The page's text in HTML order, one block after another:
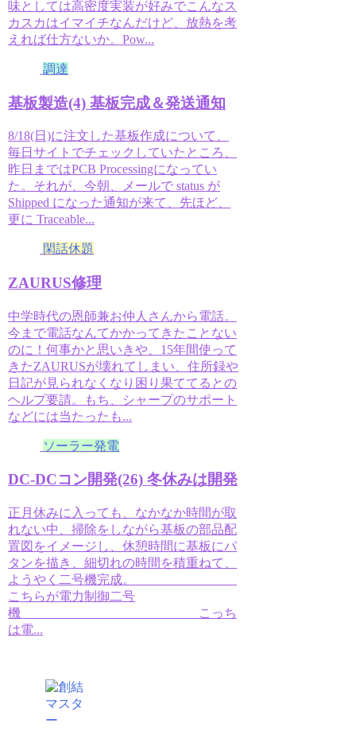
味としては高密度実装が好みでこんなス
カスカはイマイチなんだけど、放熱を考
えれば仕方ないか。Pow...
調達
基板製造(4) 基板完成＆発送通知
8/18(日)に注文した基板作成について、
毎日サイトでチェックしていたところ、
昨日まではPCB Processingになってい
た。それが、今朝、メールで status が
Shipped になった通知が来て、先ほど、
更に Traceable...
閑話休題
ZAURUS修理
中学時代の恩師兼お仲人さんから電話。
今まで電話なんてかかってきたことない
のに！何事かと思いきや、15年間使って
きたZAURUSが壊れてしまい、住所録や
日記が見られなくなり困り果ててるとの
ヘルプ要請。もち、シャープのサポート
などには当たったも...
ソーラー発電
DC-DCコン開発(26) 冬休みは開発
正月休みに入っても、なかなか時間が取
れない中、掃除をしながら基板の部品配
置図をイメージし、休憩時間に基板にパ
タンを描き、細切れの時間を積重ねて、
ようやく二号機完成。
こちらが電力制御二号
機 こっち
は電...